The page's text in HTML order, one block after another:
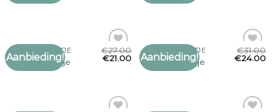
Aanbieding!
Toevoegen
BOEREN SJAALTJE
boeren sjaaltje
€27.00
€21.00 Aanbieding!
Toevoegen
BOEREN SJAALTJE
boeren sjaaltje
€31.00
€24.00